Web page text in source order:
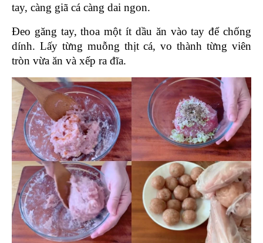
tay, càng giã cá càng dai ngon.
Đeo găng tay, thoa một ít dầu ăn vào tay để chống
dính. Lấy từng muỗng thịt cá, vo thành từng viên
tròn vừa ăn và xếp ra đĩa.